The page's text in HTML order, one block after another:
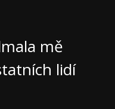
mě
lidí